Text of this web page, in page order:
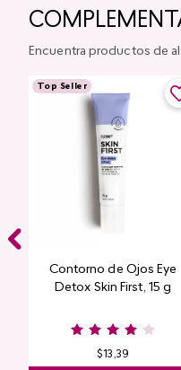
Encuentra productos de
Top Seller
Contorno de Ojos Eye
Detox Skin First, 15 g
$13,39